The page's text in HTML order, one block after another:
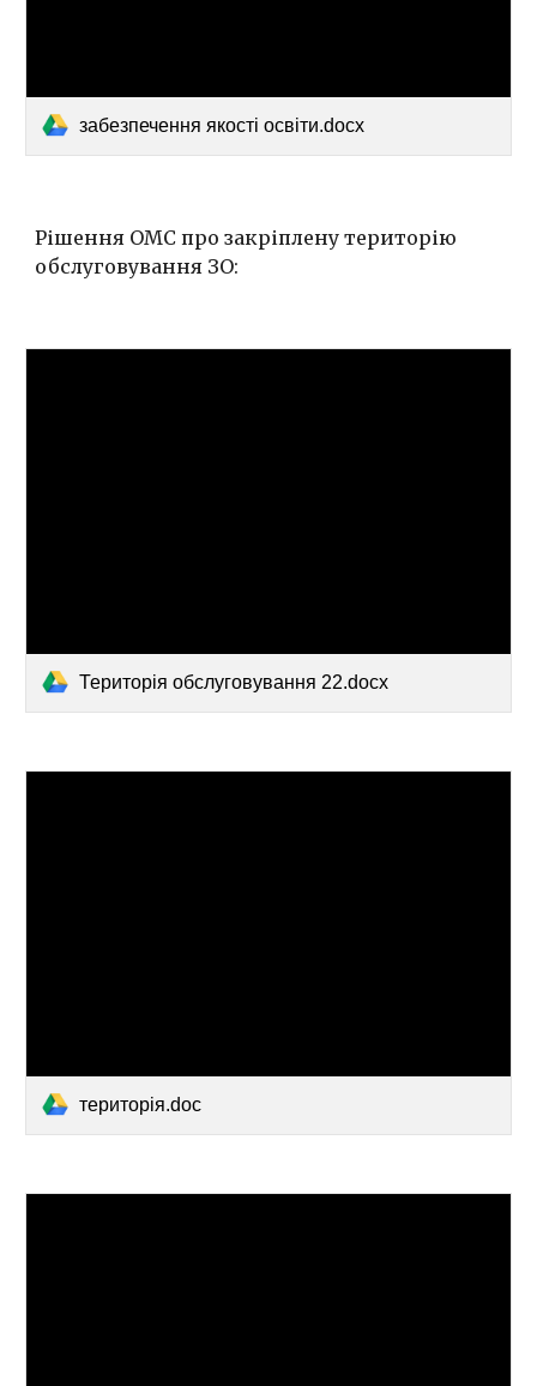
забезпечення якості освіти.docx
Рішення ОМС про закріплену територію
обслуговування ЗО:
Територія обслуговування 22.docx
територія.doc